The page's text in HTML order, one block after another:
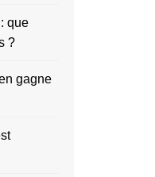
que
?
gagne